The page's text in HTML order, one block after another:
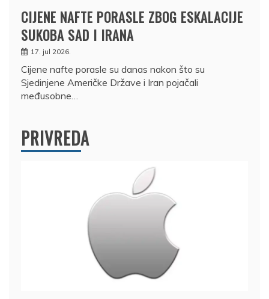
CIJENE NAFTE PORASLE ZBOG ESKALACIJE
SUKOBA SAD I IRANA
17. jul 2026.
Cijene nafte porasle su danas nakon što su
Sjedinjene Američke Države i Iran pojačali
međusobne…
PRIVREDA